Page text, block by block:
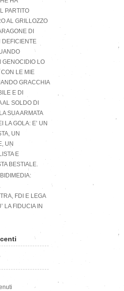
PARTITO
AL GRILLOZZO
DI
DEFICIENTE
GENOCIDIO LO
LE MIE
GRACCHIA
E DI
AL SOLDO DI
SUA ARMATA
LA GOLA: E’ UN
UN
UN
E
BESTIALE.
FDI E LEGA
LA FIDUCIA IN